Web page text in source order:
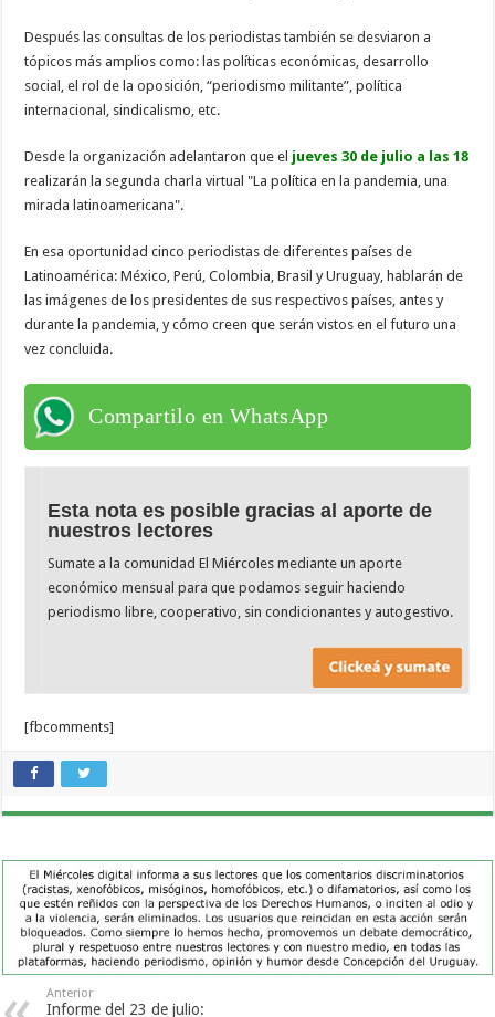
Después las consultas de los periodistas también se desviaron a
tópicos más amplios como: las políticas económicas, desarrollo
social, el rol de la oposición, “periodismo militante”, política
internacional, sindicalismo, etc.
Desde la organización adelantaron que el jueves 30 de julio a las 18
realizarán la segunda charla virtual "La política en la pandemia, una
mirada latinoamericana".
En esa oportunidad cinco periodistas de diferentes países de
Latinoamérica: México, Perú, Colombia, Brasil y Uruguay, hablarán de
las imágenes de los presidentes de sus respectivos países, antes y
durante la pandemia, y cómo creen que serán vistos en el futuro una
vez concluida.
Compartilo en WhatsApp
Esta nota es posible gracias al aporte de
nuestros lectores
Sumate a la comunidad El Miércoles mediante un aporte
económico mensual para que podamos seguir haciendo
periodismo libre, cooperativo, sin condicionantes y autogestivo.
[fbcomments]
Anterior
Informe del 23 de julio: